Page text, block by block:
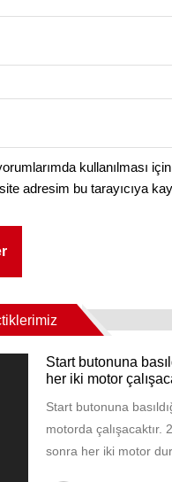
kullanılması
adresim bu tarayıcıya
Start butonuna
her iki motor
Start butonuna
motorda çalışacaktır.
sonra her iki motor